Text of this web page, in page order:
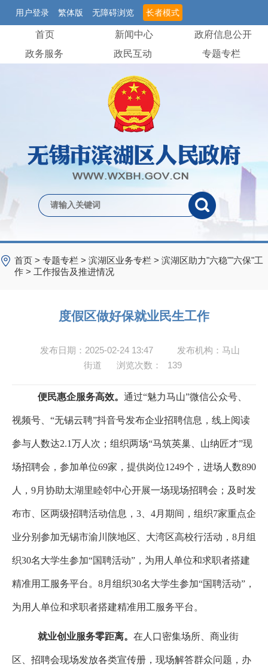
用户登录 繁体版 无障碍浏览 长者模式
首页 新闻中心
政府信息公开
政务服务
政民互动 专题专栏
首页 > 专题专栏 > 滨湖区业务专栏 > 滨湖区助力"六稳""六保"工
作 > 工作报告及推进情况
度假区做好保就业民生工作
发布日期：2025-02-24 13:47
发布机构：马山
街道
浏览次数： 139
便民惠企服务高效。 通过“魅力马山”微信公众号、
视频号、“无锡云聘”抖音号发布企业招聘信息，线上阅读
参与人数达2.1万人次；组织两场“马筑英巢、山纳匠才”现
场招聘会，参加单位69家，提供岗位1249个，进场人数890
人， 9月协助太湖里睦邻中心开展一场现场招聘会；及时发
布市、区两级招聘活动信息， 3 4月期间，组织7家重点企
业分别参加无锡市渝川陕地区、大湾区高校行活动， 8月组
织30名大学生参加“国聘活动”，为用人单位和求职者搭建
精准用工服务平台。 8月组织30名大学生参加“国聘活动”，
为用人单位和求职者搭建精准用工服务平台。
就业创业服务零距离。 在人口密集场所、商业街
区、招聘会现场发放各类宣传册，现场解答群众问题，办